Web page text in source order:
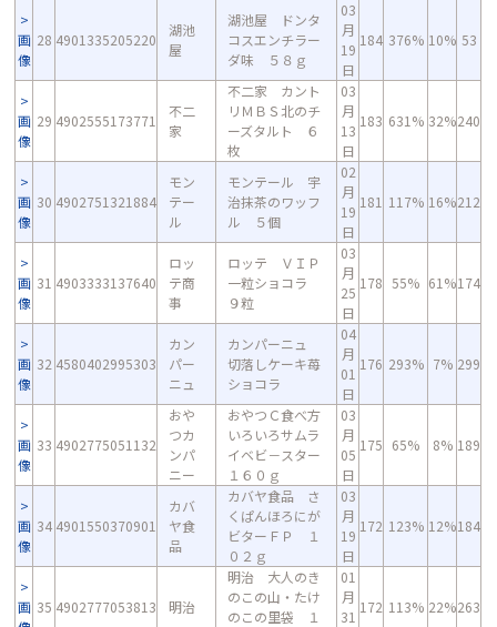
画
像
28 4901335205220
湖池
屋
湖池屋 ドンタ
コスエンチラー
ダ味 ５８ｇ
03
月
19
日
184 376% 10% 53
画
像
29 4902555173771
不二
家
不二家 カント
リＭＢＳ北のチ
ーズタルト ６
枚
03
月
13
日
183 631% 32%240
画
像
30 4902751321884
モン
テー
ル
モンテール 宇
治抹茶のワッフ
ル ５個
02
月
19
日
181 117% 16%212
画
像
31 4903333137640
ロッ
テ商
事
ロッテ ＶＩＰ
一粒ショコラ
９粒
03
月
25
日
178 55% 61%174
画
像
32 4580402995303
カン
パー
ニュ
カンパーニュ
切落しケーキ苺
ショコラ
04
月
01
日
176 293% 7% 299
画
像
33 4902775051132
おや
つカ
ンパ
ニー
おやつＣ食べ方
いろいろサムラ
イベビ－スター
１６０ｇ
03
月
05
日
175 65% 8% 189
画
像
34 4901550370901
カバ
ヤ食
品
カバヤ食品 さ
くぱんほろにが
ビターＦＰ １
０２ｇ
03
月
19
日
172 123% 12%184
画 35 4902777053813 明治
明治 大人のき
のこの山・たけ
のこの里袋 １
01
月
31
172 113% 22%263